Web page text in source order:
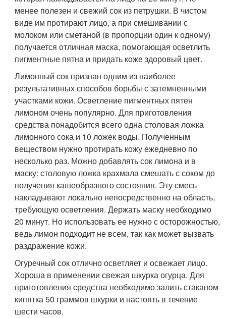
менее полезен и свежий сок из петрушки. В чистом
виде им протирают лицо, а при смешивании с
молоком или сметаной (в пропорции один к одному)
получается отличная маска, помогающая осветлить
пигментные пятна и придать коже здоровый цвет.
Лимонный сок признан одним из наиболее
результативных способов борьбы с затемненными
участками кожи. Осветление пигментных пятен
лимоном очень популярно. Для приготовления
средства понадобится всего одна столовая ложка
лимонного сока и 10 ложек воды. Полученным
веществом нужно протирать кожу ежедневно по
несколько раз. Можно добавлять сок лимона и в
маску: столовую ложка крахмала смешать с соком до
получения кашеобразного состояния. Эту смесь
накладывают локально непосредственно на область,
требующую осветления. Держать маску необходимо
20 минут. Но использовать ее нужно с осторожностью,
ведь лимон подходит не всем, так как может вызвать
раздражение кожи.
Огуречный сок отлично осветляет и освежает лицо.
Хороша в применении свежая шкурка огурца. Для
приготовления средства необходимо залить стаканом
кипятка 50 граммов шкурки и настоять в течение
шести часов.